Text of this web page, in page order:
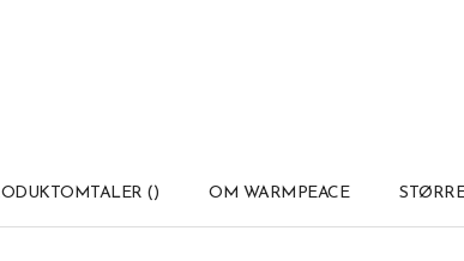
() OM WARMPEACE